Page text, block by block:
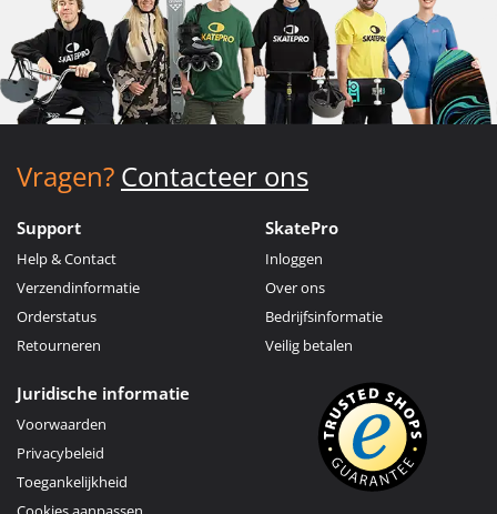
Vragen? Contacteer ons
Support
Help & Contact
Verzendinformatie
Orderstatus
Retourneren
SkatePro
Inloggen
Over ons
Bedrijfsinformatie
Veilig betalen
Juridische informatie
Voorwaarden
Privacybeleid
Toegankelijkheid